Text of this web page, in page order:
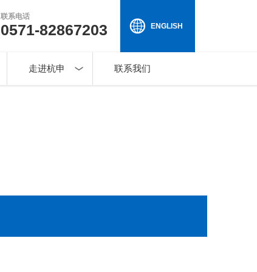
联系电话
0571-82867203 ENGLISH
走进杭申 联系我们